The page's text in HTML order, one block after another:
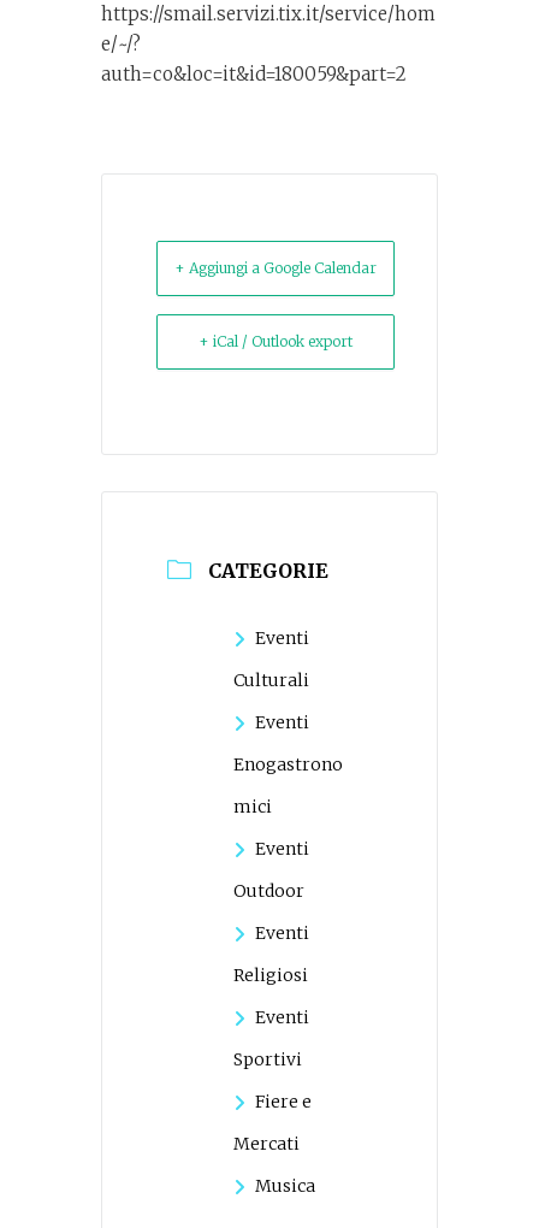
https://smail.servizi.tix.it/service/hom
e/~/?
auth=co&loc=it&id=180059&part=2
+ Aggiungi a Google Calendar
+ iCal / Outlook export
CATEGORIE
Eventi
Culturali
Eventi
Enogastrono
mici
Eventi
Outdoor
Eventi
Religiosi
Eventi
Sportivi
Fiere e
Mercati
Musica